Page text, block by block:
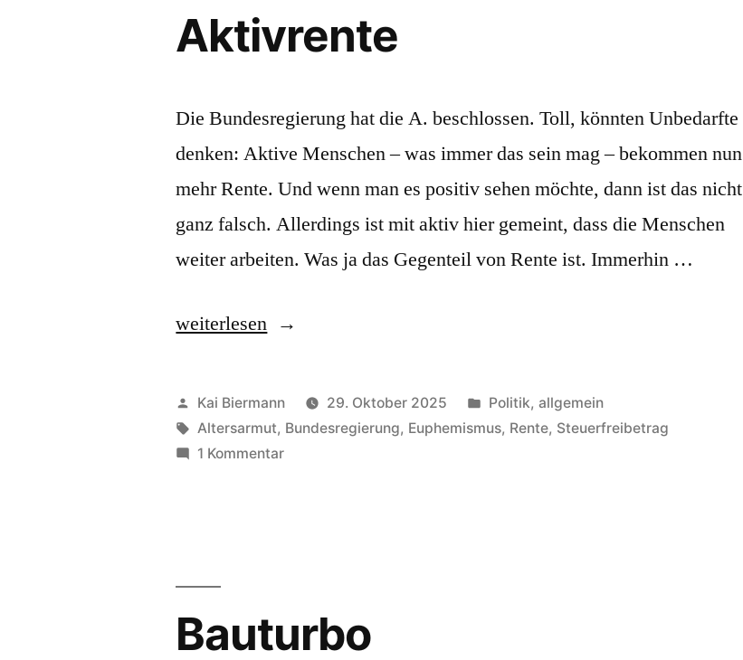
Aktivrente
Die Bundesregierung hat die A. beschlossen. Toll, könnten Unbedarfte
denken: Aktive Menschen – was immer das sein mag – bekommen nun
mehr Rente. Und wenn man es positiv sehen möchte, dann ist das nicht
ganz falsch. Allerdings ist mit aktiv hier gemeint, dass die Menschen
weiter arbeiten. Was ja das Gegenteil von Rente ist. Immerhin …
„Aktivrente“
weiterlesen
Veröffentlicht
von
Kai Biermann 29. Oktober 2025
Veröffentlicht
in
Politik, allgemein
Schlagwörter:
Altersarmut, Bundesregierung, Euphemismus, Rente, Steuerfreibetrag
1 Kommentarzu
Bauturbo